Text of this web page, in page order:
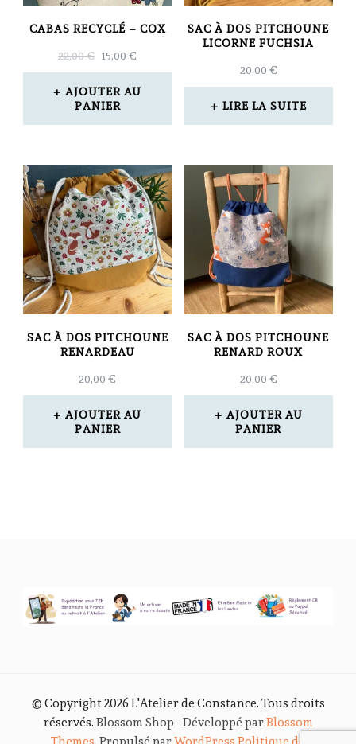
CABAS RECYCLÉ – COX
22,00€ LE
PRIX
INITIAL
ÉTAIT :
22,00 €.
15,00€
PRIX
ACTUEL
15,00 €.
AJOUTER AU
PANIER
SAC À DOS PITCHOUNE
LICORNE FUCHSIA
20,00 €
LIRE LA SUITE
SAC À DOS PITCHOUNE
RENARDEAU
20,00€
AJOUTER AU
PANIER
SAC À DOS PITCHOUNE
RENARD ROUX
20,00 €
AJOUTER AU
PANIER
© Copyright 2026 L'Atelier de Constance. Tous droits
réservés. Blossom Shop - Développé parBlossom